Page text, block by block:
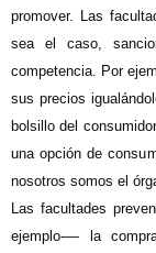
promover. Las
sea el caso,
competencia. Por
sus precios
bolsillo del
una opción de
nosotros somos el
Las facultades
ejemplo-— la